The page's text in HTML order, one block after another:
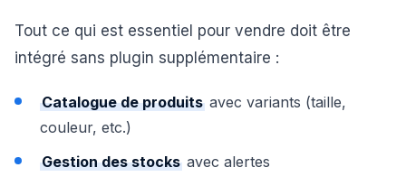
Tout ce qui est essentiel pour vendre doit être
intégré sans plugin supplémentaire :
Catalogue de produits avec variants (taille,
couleur, etc.)
Gestion des stocks avec alertes